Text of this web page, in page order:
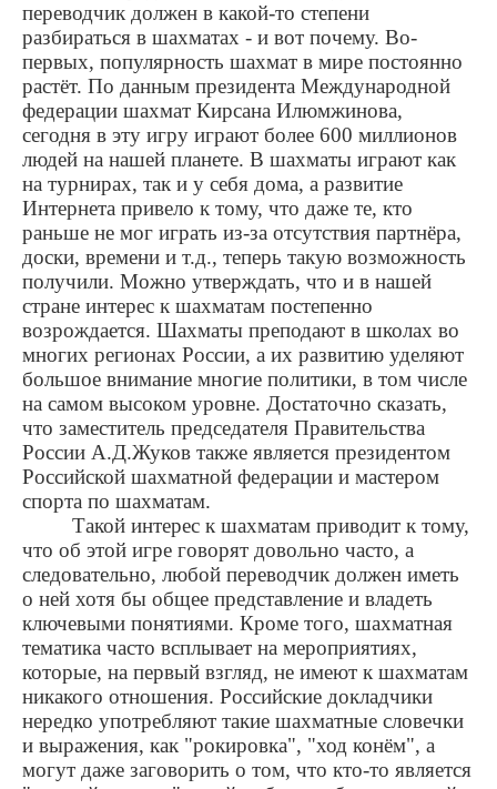
переводчик должен в какой-то степени
разбираться в шахматах - и вот почему. Во-
первых, популярность шахмат в мире постоянно
растёт. По данным президента Международной
федерации шахмат Кирсана Илюмжинова,
сегодня в эту игру играют более 600 миллионов
людей на нашей планете. В шахматы играют как
на турнирах, так и у себя дома, а развитие
Интернета привело к тому, что даже те, кто
раньше не мог играть из-за отсутствия партнёра,
доски, времени и т.д., теперь такую возможность
получили. Можно утверждать, что и в нашей
стране интерес к шахматам постепенно
возрождается. Шахматы преподают в школах во
многих регионах России, а их развитию уделяют
большое внимание многие политики, в том числе
на самом высоком уровне. Достаточно сказать,
что заместитель председателя Правительства
России А.Д.Жуков также является президентом
Российской шахматной федерации и мастером
спорта по шахматам.
Такой интерес к шахматам приводит к тому,
что об этой игре говорят довольно часто, а
следовательно, любой переводчик должен иметь
о ней хотя бы общее представление и владеть
ключевыми понятиями. Кроме того, шахматная
тематика часто всплывает на мероприятиях,
которые, на первый взгляд, не имеют к шахматам
никакого отношения. Российские докладчики
нередко употребляют такие шахматные словечки
и выражения, как "рокировка", "ход конём", а
могут даже заговорить о том, что кто-то является